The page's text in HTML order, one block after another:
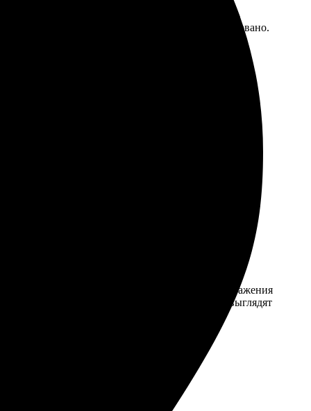
фото и оформляешь заказ. Качество печати
в отличном состоянии, все аккуратно упаковано.
легко загрузила фото и выбрала размер.
ожидания. Рекомендую всем!
и интуитивным. Выбрала понравившиеся изображения
яркие, цвета не искажены. Футболки выглядят